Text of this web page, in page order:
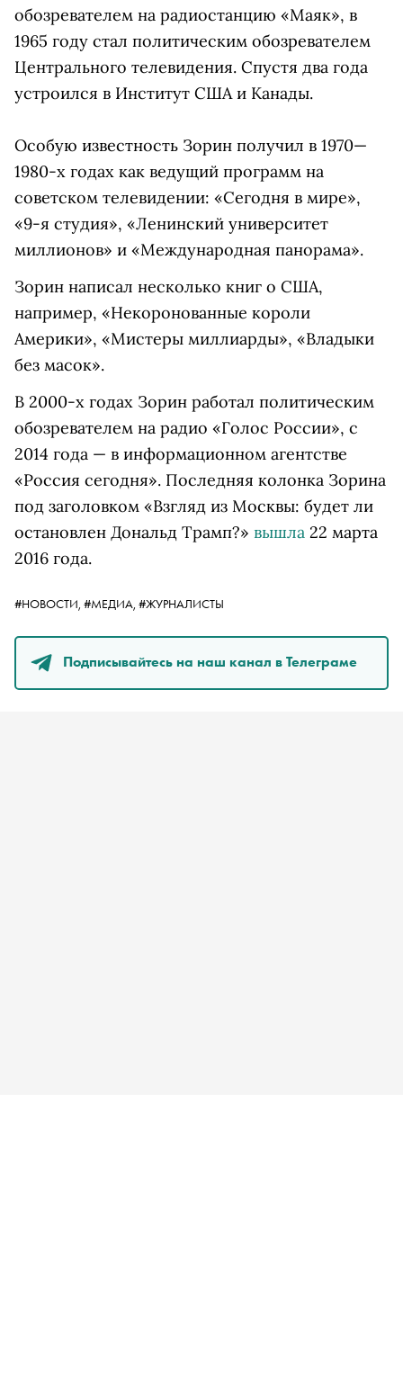
обозревателем на радиостанцию «Маяк», в
1965 году стал политическим обозревателем
Центрального телевидения. Спустя два года
устроился в Институт США и Канады.
Особую известность Зорин получил в 1970—
1980-х годах как ведущий программ на
советском телевидении: «Сегодня в мире»,
«9-я студия», «Ленинский университет
миллионов» и «Международная панорама».
Зорин написал несколько книг о США,
например, «Некоронованные короли
Америки», «Мистеры миллиарды», «Владыки
без масок».
В 2000-х годах Зорин работал политическим
обозревателем на радио «Голос России», с
2014 года — в информационном агентстве
«Россия сегодня». Последняя колонка Зорина
под заголовком «Взгляд из Москвы: будет ли
остановлен Дональд Трамп?» вышла 22 марта
2016 года.
#НОВОСТИ, #МЕДИА, #ЖУРНАЛИСТЫ
Подписывайтесь на наш канал в Телеграме